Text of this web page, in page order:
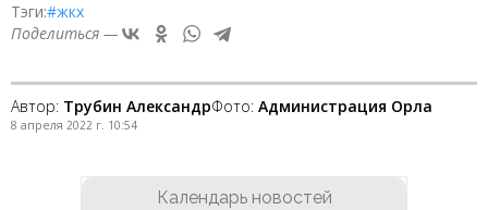
Тэги:#жкх
Поделиться —
Автор: Трубин АлександрФото: Администрация Орла
8 апреля 2022 г. 10:54
Календарь новостей